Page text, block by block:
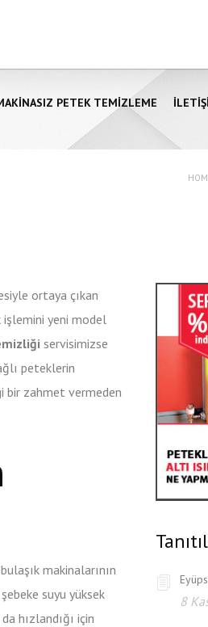
PETEK TEMIZLEME
ortaya çıkan
işlemini yeni model
servisimizse
peteklerin
bir zahmet vermeden
makinalarının
suyu yüksek
hızlandığı için
8